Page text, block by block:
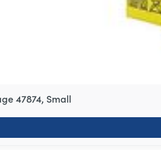
47874, Small